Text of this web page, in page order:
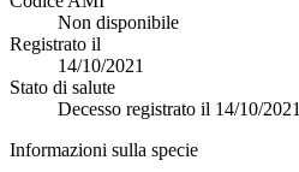
Non disponibile
Registrato il
14/10/2021
Stato di salute
Decesso registrato il 14/10/2021
Informazioni sulla specie